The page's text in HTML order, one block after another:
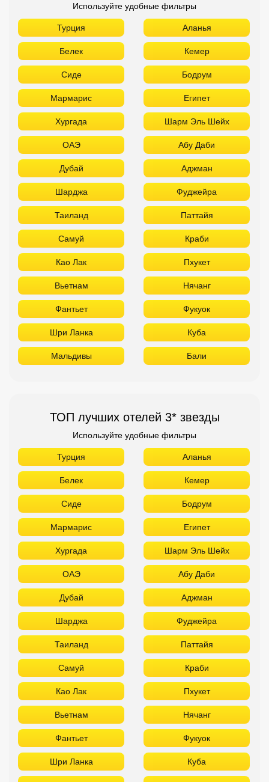
Используйте удобные фильтры
Турция Аланья
Белек Кемер
Сиде Бодрум
Мармарис Египет
Хургада Шарм Эль Шейх
ОАЭ Абу Даби
Дубай Аджман
Шарджа Фуджейра
Таиланд Паттайя
Самуй Краби
Као Лак Пхукет
Вьетнам Нячанг
Фантьет Фукуок
Шри Ланка Куба
Мальдивы Бали
ТОП лучших отелей 3* звезды
Используйте удобные фильтры
Турция Аланья
Белек Кемер
Сиде Бодрум
Мармарис Египет
Хургада Шарм Эль Шейх
ОАЭ Абу Даби
Дубай Аджман
Шарджа Фуджейра
Таиланд Паттайя
Самуй Краби
Као Лак Пхукет
Вьетнам Нячанг
Фантьет Фукуок
Шри Ланка Куба